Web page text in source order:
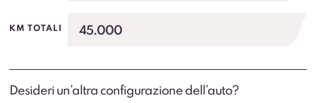
KM TOTALI 45.000
Desideri un’altra configurazione dell’auto?